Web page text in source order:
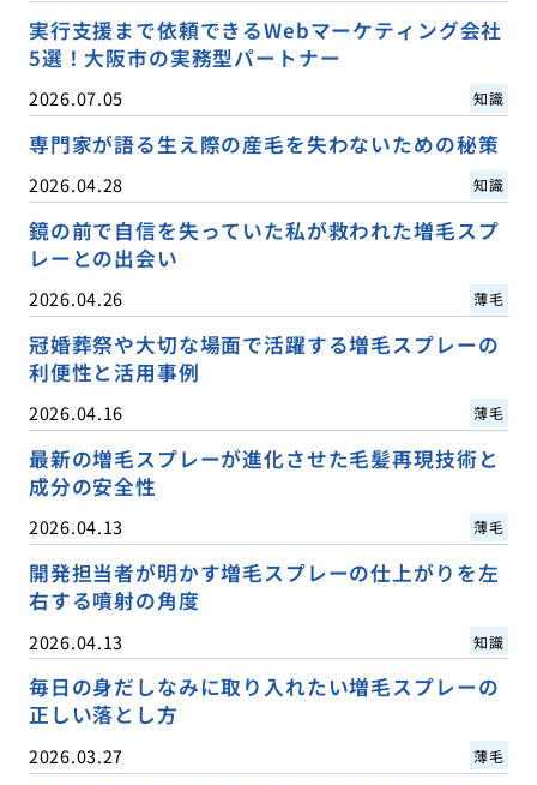
実行支援まで依頼できるWebマーケティング会社
5選！大阪市の実務型パートナー
2026.07.05 知識
専門家が語る生え際の産毛を失わないための秘策
2026.04.28 知識
鏡の前で自信を失っていた私が救われた増毛スプ
レーとの出会い
2026.04.26 薄毛
冠婚葬祭や大切な場面で活躍する増毛スプレーの
利便性と活用事例
2026.04.16 薄毛
最新の増毛スプレーが進化させた毛髪再現技術と
成分の安全性
2026.04.13 薄毛
開発担当者が明かす増毛スプレーの仕上がりを左
右する噴射の角度
2026.04.13 知識
毎日の身だしなみに取り入れたい増毛スプレーの
正しい落とし方
2026.03.27 薄毛